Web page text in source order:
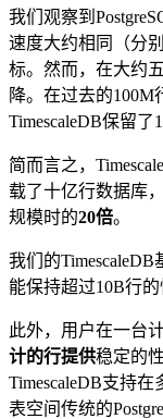
我们观察到
速度大约相同（分
标。然而，在大约
降。在过去的
TimescaleDB保留了
简而言之，
载了十亿行数据库
规模时的20倍。
我们的
能保持超过10B行的
此外，用户在一台
计的行提供稳定的
TimescaleDB支持
表空间传统的